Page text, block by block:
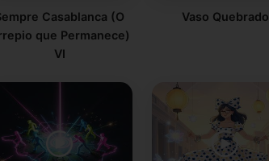
Casablanca (O
que Permanece)
VI
Vaso Quebrado